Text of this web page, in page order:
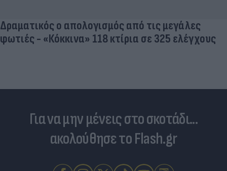
Δραματικός ο απολογισμός από τις μεγάλες
φωτιές - «Κόκκινα» 118 κτίρια σε 325 ελέγχους
Για να μην μένεις στο σκοτάδι...
ακολούθησε το Flash.gr